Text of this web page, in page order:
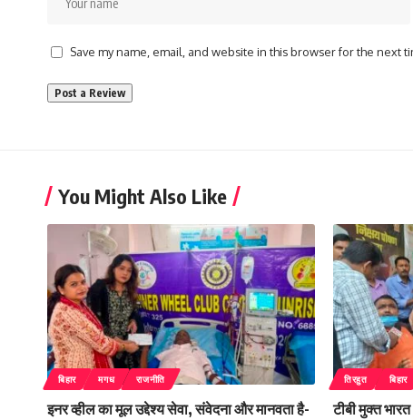
Save my name, email, and website in this browser for the next
You Might Also Like
बिहार मगध राजनीति
इनर व्हील का मूल उद्देश्य सेवा, संवेदना और मानवता है-
तिरहुत बिहार
टीबी मुक्त